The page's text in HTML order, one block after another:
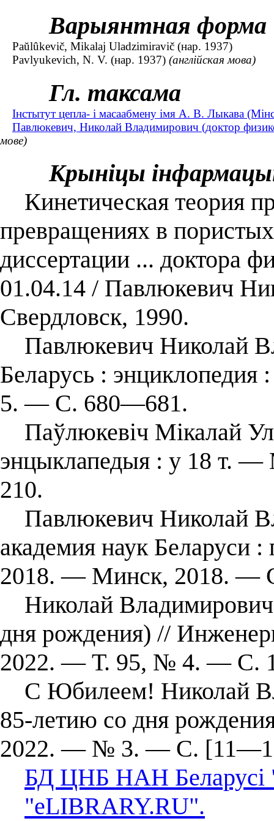
Варыянтная форма
Paŭlûkevič, Mіkalaj Uladzіmіravіč (нар. 1937)
Pavlyukevich, N. V. (нар. 1937) (англійская мова)
Гл. таксама
Інстытут цепла- і масаабмену імя А. В. Лыкава
Павлюкевич, Николай Владимирович (доктор
мове)
Крыніцы
Кинетическая теория
превращениях в
диссертации ... доктора
01.04.14 / Павлюкевич
Свердловск, 1990.
Павлюкевич Николай
Беларусь :
5. — С. 680—681.
Паўлюкевіч Мікалай
энцыклапедыя : у 18 т.
210.
Павлюкевич Николай
академия наук Беларуси
2018. — Минск, 2018. —
Николай
дня рождения) //
2022. — Т. 95, № 4. — С.
С Юбилеем! Николай
85-летию со дня
2022. — № 3. — С.
БД ЦНБ НАН Беларусі
"eLIBRARY.RU".